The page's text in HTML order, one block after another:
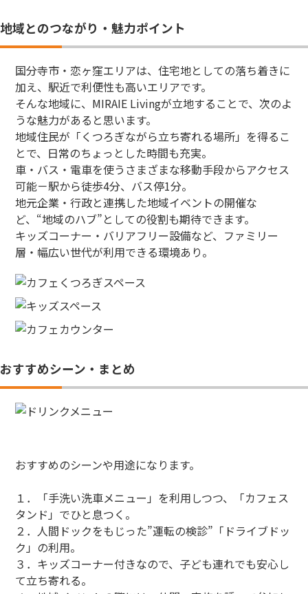
地域とのつながり・魅力ポイント
国分寺市・恋ヶ窪エリアは、住宅地としての落ち着きに
加え、駅近で利便性も高いエリアです。
そんな地域に、MIRAIE Livingが立地することで、次のよ
うな魅力があると思います。
地域住民が「くつろぎながら立ち寄れる場所」を得るこ
とで、日常のちょっとした時間も充実。
車・バス・電車を使うさまざまな移動手段からアクセス
可能－駅から徒歩4分、バス停1分。
地元企業・行政と連携した地域イベントの開催な
ど、“地域のハブ”としての役割も期待できます。
キッズコーナー・バリアフリー設備など、ファミリー
層・幅広い世代が利用できる環境あり。
おすすめシーン・まとめ
おすすめのシーンや用途になります。
１．「手洗い洗車メニュー」を利用しつつ、「カフェス
タンド」でひと息つく。
２．人間ドックをもじった”運転の検診”「ドライブドッ
ク」の利用。
３．キッズコーナー付きなので、子ども連れでも安心し
て立ち寄れる。